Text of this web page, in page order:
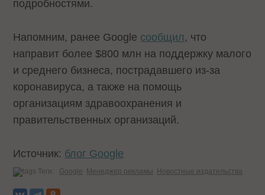
подробностями.
Напомним, ранее Google сообщил , что
направит более $800 млн на поддержку малого
и среднего бизнеса, пострадавшего из-за
коронавируса, а также на помощь
организациям здравоохранения и
правительственных организаций.
Источник: блог Google
Теги: Google Менеджер рекламы Новостные издательства